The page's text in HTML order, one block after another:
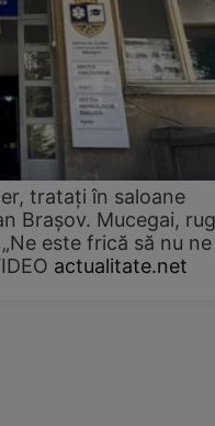
tratați în saloane
Brașov. Mucegai,
este frică să nu ne
actualitate.net